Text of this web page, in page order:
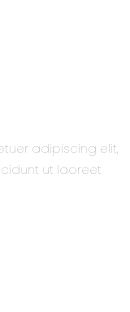
adipiscing elit,
ut laoreet